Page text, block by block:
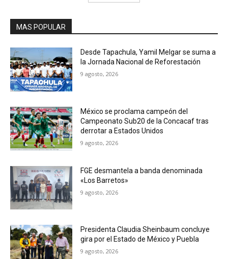
MAS POPULAR
Desde Tapachula, Yamil Melgar se suma a
la Jornada Nacional de Reforestación
9 agosto, 2026
México se proclama campeón del
Campeonato Sub20 de la Concacaf tras
derrotar a Estados Unidos
9 agosto, 2026
FGE desmantela a banda denominada
«Los Barretos»
9 agosto, 2026
Presidenta Claudia Sheinbaum concluye
gira por el Estado de México y Puebla
9 agosto, 2026